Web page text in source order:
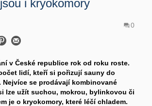
i kryokomory
0
v České republice rok od roku roste.
lidí, kteří si pořizují sauny do
Nejvíce se prodávají kombinované
lze užít suchou, mokrou, bylinkovou či
je o kryokomory, které léčí chladem.